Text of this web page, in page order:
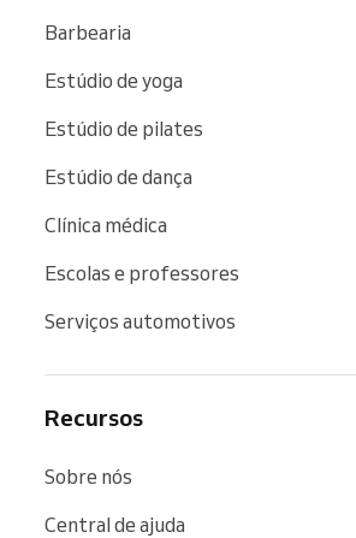
Barbearia
Estúdio de yoga
Estúdio de pilates
Estúdio de dança
Clínica médica
Escolas e professores
Serviços automotivos
Recursos
Sobre nós
Central de ajuda